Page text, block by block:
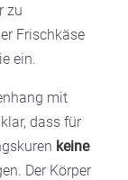
zu
Frischkäse
ein.
mit
dass für
keine
Der Körper